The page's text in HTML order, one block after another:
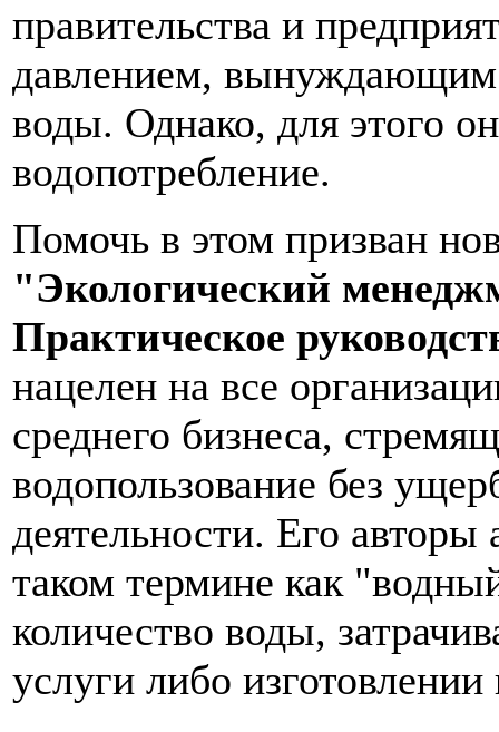
правительства и
давлением, вынуждающим
воды. Однако, для этого
водопотребление.
Помочь в этом призван
"Экологический
Практическое
нацелен на все
среднего бизнеса,
водопользование без
деятельности. Его
таком термине как
количество воды,
услуги либо